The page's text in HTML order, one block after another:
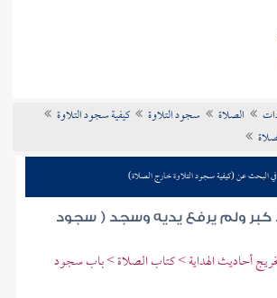
الصلاة سجود التلاوة
كيفية سجود التلاوة
في البحث عن (كيفية سجود التلاوة خارج الصلاة)
كبر ولم يرفع يديه وسجد ( سجود
أحاديث الهداية > كتاب الصلاة > باب سجود